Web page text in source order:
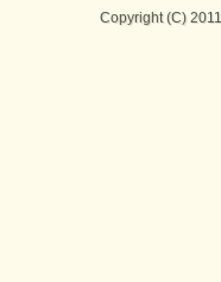
Copyright (C)